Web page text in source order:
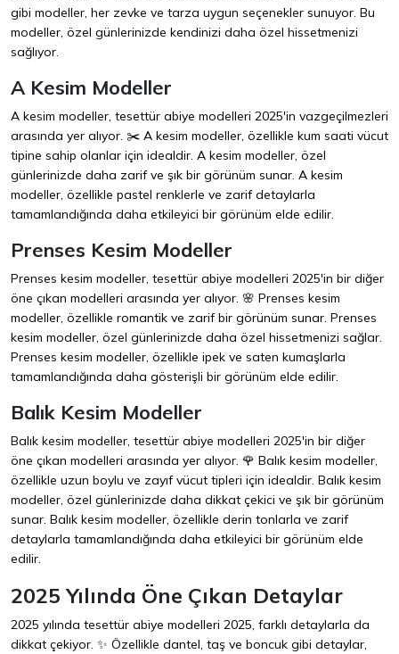
gibi modeller, her zevke ve tarza uygun seçenekler sunuyor. Bu
modeller, özel günlerinizde kendinizi daha özel hissetmenizi
sağlıyor.
A Kesim Modeller
A kesim modeller, tesettür abiye modelleri 2025'in vazgeçilmezleri
arasında yer alıyor. ✂️ A kesim modeller, özellikle kum saati vücut
tipine sahip olanlar için idealdir. A kesim modeller, özel
günlerinizde daha zarif ve şık bir görünüm sunar. A kesim
modeller, özellikle pastel renklerle ve zarif detaylarla
tamamlandığında daha etkileyici bir görünüm elde edilir.
Prenses Kesim Modeller
Prenses kesim modeller, tesettür abiye modelleri 2025'in bir diğer
öne çıkan modelleri arasında yer alıyor. 🌸 Prenses kesim
modeller, özellikle romantik ve zarif bir görünüm sunar. Prenses
kesim modeller, özel günlerinizde daha özel hissetmenizi sağlar.
Prenses kesim modeller, özellikle ipek ve saten kumaşlarla
tamamlandığında daha gösterişli bir görünüm elde edilir.
Balık Kesim Modeller
Balık kesim modeller, tesettür abiye modelleri 2025'in bir diğer
öne çıkan modelleri arasında yer alıyor. 🌹 Balık kesim modeller,
özellikle uzun boylu ve zayıf vücut tipleri için idealdir. Balık kesim
modeller, özel günlerinizde daha dikkat çekici ve şık bir görünüm
sunar. Balık kesim modeller, özellikle derin tonlarla ve zarif
detaylarla tamamlandığında daha etkileyici bir görünüm elde
edilir.
2025 Yılında Öne Çıkan Detaylar
2025 yılında tesettür abiye modelleri 2025, farklı detaylarla da
dikkat çekiyor. ✨ Özellikle dantel, taş ve boncuk gibi detaylar,